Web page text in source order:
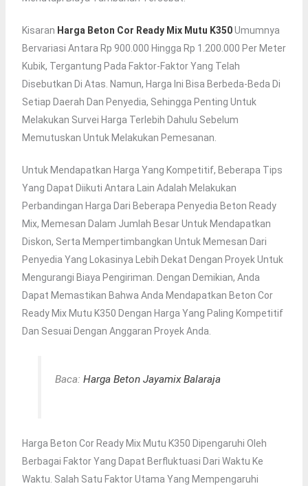
Kisaran Harga Beton Cor Ready Mix Mutu K350Umumnya
Bervariasi Antara Rp 900.000 Hingga Rp 1.200.000 Per Meter
Kubik, Tergantung Pada Faktor-Faktor Yang Telah
Disebutkan Di Atas. Namun, Harga Ini Bisa Berbeda-Beda Di
Setiap Daerah Dan Penyedia, Sehingga Penting Untuk
Melakukan Survei Harga Terlebih Dahulu Sebelum
Memutuskan Untuk Melakukan Pemesanan.
Untuk Mendapatkan Harga Yang Kompetitif, Beberapa Tips
Yang Dapat Diikuti Antara Lain Adalah Melakukan
Perbandingan Harga Dari Beberapa Penyedia Beton Ready
Mix, Memesan Dalam Jumlah Besar Untuk Mendapatkan
Diskon, Serta Mempertimbangkan Untuk Memesan Dari
Penyedia Yang Lokasinya Lebih Dekat Dengan Proyek Untuk
Mengurangi Biaya Pengiriman. Dengan Demikian, Anda
Dapat Memastikan Bahwa Anda Mendapatkan Beton Cor
Ready Mix Mutu K350 Dengan Harga Yang Paling Kompetitif
Dan Sesuai Dengan Anggaran Proyek Anda.
Baca: Harga Beton Jayamix Balaraja
Harga Beton Cor Ready Mix Mutu K350 Dipengaruhi Oleh
Berbagai Faktor Yang Dapat Berfluktuasi Dari Waktu Ke
Waktu. Salah Satu Faktor Utama Yang Mempengaruhi